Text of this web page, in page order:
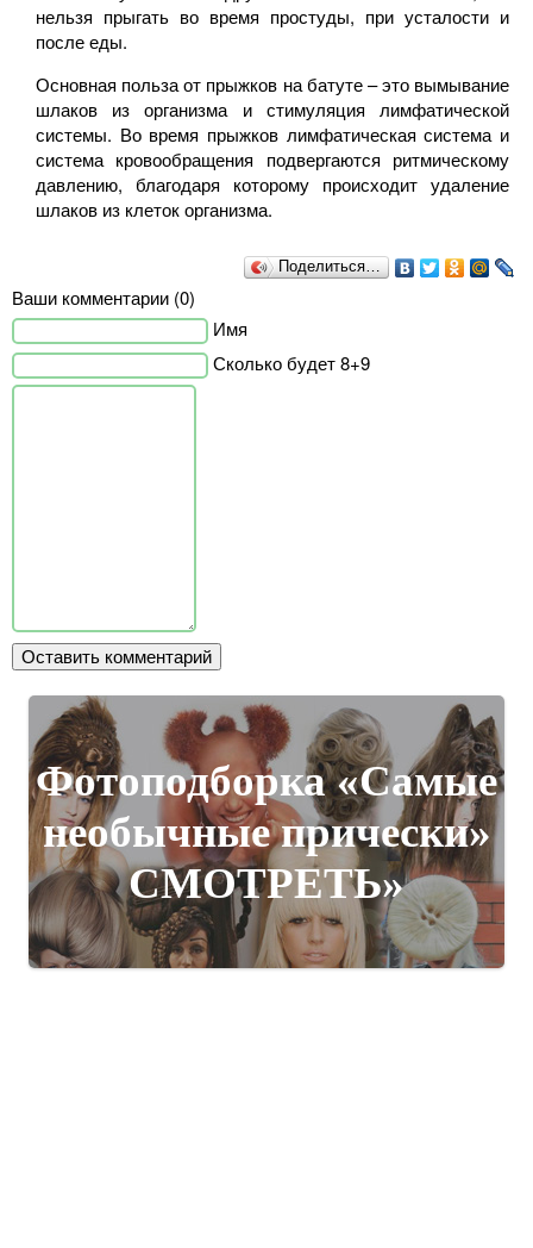
нельзя прыгать во время простуды, при усталости и
после еды.
Основная польза от прыжков на батуте – это вымывание
шлаков из организма и стимуляция лимфатической
системы. Во время прыжков лимфатическая система и
система кровообращения подвергаются ритмическому
давлению, благодаря которому происходит удаление
шлаков из клеток организма.
Поделиться…
Ваши комментарии (0)
Имя
Сколько будет 8+9
Фотоподборка «Самые
необычные прически»
СМОТРЕТЬ»